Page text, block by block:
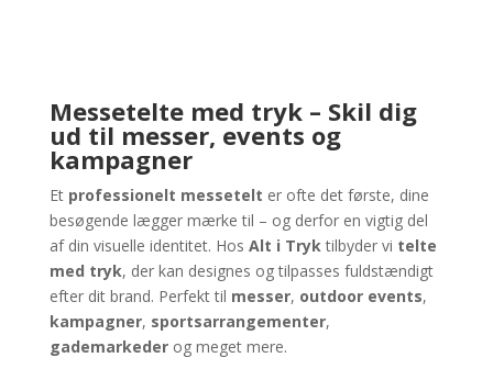
Messetelte med tryk – Skil dig
ud til messer, events og
kampagner
Et professionelt messetelt er ofte det første, dine
besøgende lægger mærke til – og derfor en vigtig del
af din visuelle identitet. Hos Alt i Tryktilbyder vi telte
med tryk, der kan designes og tilpasses fuldstændigt
efter dit brand. Perfekt til messer, outdoor events,
kampagner, sportsarrangementer,
gademarkederog meget mere.